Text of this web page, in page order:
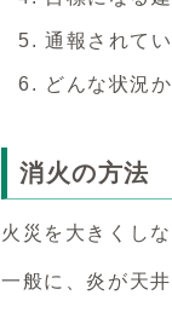
通報されて
どんな状況
消火の方法
火災を大きくし
一般に、炎が天